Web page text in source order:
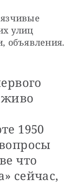
улиц
объявления.
1950
что
сейчас,